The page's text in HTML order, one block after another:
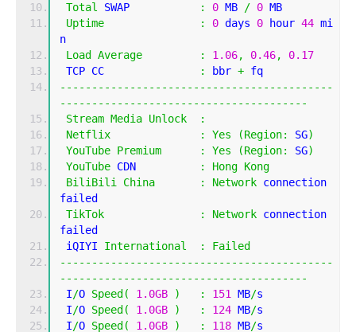
Total
SWAP : 0 MB / 0 MB
Uptime
: 0 days 0 hour 44 mi
n
Load
Average : 1.06, 0.46,
0.17
TCP CC
: bbr + fq
-------------------------------------------
---------------------------------------
Stream Media Unlock
:
Netflix
: Yes (Region: SG)
YouTube Premium : Yes (Region: SG)
YouTube CDN : Hong Kong
BiliBili
China : Network connection
failed
TikTok
: Network connection
failed
iQIYI International :
Failed
-------------------------------------------
---------------------------------------
I/O Speed ( 1.0GB ) : 151 MB/s
I/O Speed ( 1.0GB ) : 124 MB/s
I/O Speed ( 1.0GB ) : 118 MB/s